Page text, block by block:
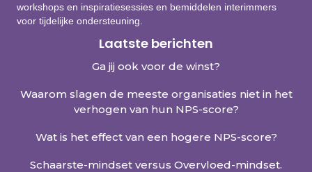
workshops en inspiratiesessies en bemiddelen interimmers
voor tijdelijke ondersteuning.
Laatste berichten
Ga jij ook voor de winst?
Waarom slagen de meeste organisaties niet in het
verhogen van hun NPS-score?
Wat is het effect van een hogere NPS-score?
Schaarste-mindset versus Overvloed-mindset.